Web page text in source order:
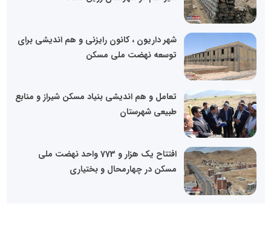
شهر داریون ، کانون رایزنی و هم اندیشی برای
توسعه نهضت ملی مسکن
تعامل و هم اندیشی بنیاد مسکن شیراز و منابع
طبیعی شهرستان
افتتاح یک هزار و 773 واحد نهضت ملی
مسکن در چهارمحال و بختیاری